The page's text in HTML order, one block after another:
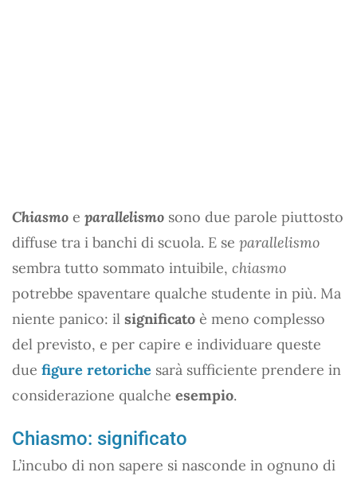
Chiasmo e parallelismo sono due parole piuttosto
diffuse tra i banchi di scuola. E se parallelismo
sembra tutto sommato intuibile, chiasmo
potrebbe spaventare qualche studente in più. Ma
niente panico: il significato è meno complesso
del previsto, e per capire e individuare queste
due figure retoriche sarà sufficiente prendere in
considerazione qualche esempio.
Chiasmo: significato
L’incubo di non sapere si nasconde in ognuno di